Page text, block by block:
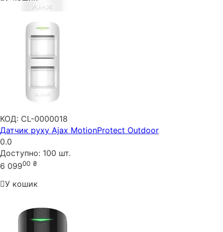
КОД: CL-0000018
Датчик руху Ajax MotionProtect Outdoor
0.0
Доступно: 100 шт.
6 09900 ₴
У кошик